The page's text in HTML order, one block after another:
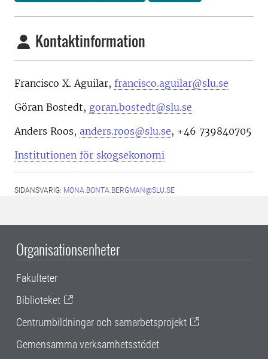
Kontaktinformation
Francisco X. Aguilar, francisco.aguilar@slu.se
Göran Bostedt, goran.bostedt@slu.se
Anders Roos, anders.roos@slu.se, +46 739840705
Institutionen för skogsekonomi
SIDANSVARIG: MONA.BONTA.BERGMAN@SLU.SE
Organisationsenheter
Fakulteter
Biblioteket
Centrumbildningar och samarbetsprojekt
Gemensamma verksamhetsstödet